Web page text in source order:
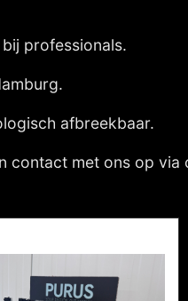
professionals.
afbreekbaar.
contact met ons op via